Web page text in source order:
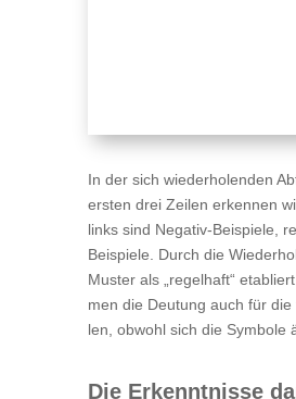
In der sich wie­der­ho­len­den
ers­ten drei Zei­len erken­nen
links sind Nega­tiv-Bei­spiele,
Bei­spiele. Durch die
Mus­ter als „regel­haft“
men die Deu­tung auch für
len, obwohl sich die Sym­bole
Die Erkennt­nisse